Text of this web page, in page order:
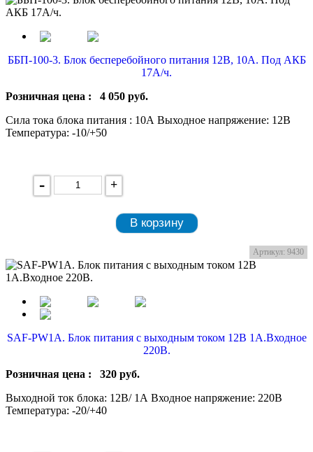
ББП-100-3. Блок бесперебойного питания 12В, 10А. Под АКБ
17А/ч.
Розничная цена : 4 050 руб.
Сила тока блока питания : 10А Выходное напряжение: 12В
Температура: -10/+50
- +
В корзину
Артикул: 9430
SAF-PW1A. Блок питания с выходным током 12В 1А.Входное
220В.
Розничная цена : 320 руб.
Выходной ток блока: 12В/ 1А Входное напряжение: 220В
Температура: -20/+40